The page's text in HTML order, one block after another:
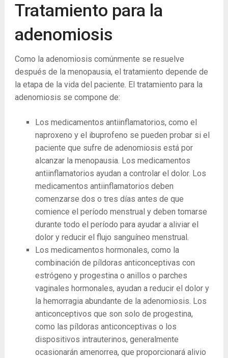
Tratamiento para la
adenomiosis
Como la adenomiosis comúnmente se resuelve
después de la menopausia, el tratamiento depende de
la etapa de la vida del paciente. El tratamiento para la
adenomiosis se compone de:
Los medicamentos antiinflamatorios, como el
naproxeno y el ibuprofeno se pueden probar si el
paciente que sufre de adenomiosis está por
alcanzar la menopausia. Los medicamentos
antiinflamatorios ayudan a controlar el dolor. Los
medicamentos antiinflamatorios deben
comenzarse dos o tres días antes de que
comience el período menstrual y deben tomarse
durante todo el período para ayudar a aliviar el
dolor y reducir el flujo sanguíneo menstrual.
Los medicamentos hormonales, como la
combinación de píldoras anticonceptivas con
estrógeno y progestina o anillos o parches
vaginales hormonales, ayudan a reducir el dolor y
la hemorragia abundante de la adenomiosis. Los
anticonceptivos que son solo de progestina,
como las píldoras anticonceptivas o los
dispositivos intrauterinos, generalmente
ocasionarán amenorrea, que proporcionará alivio